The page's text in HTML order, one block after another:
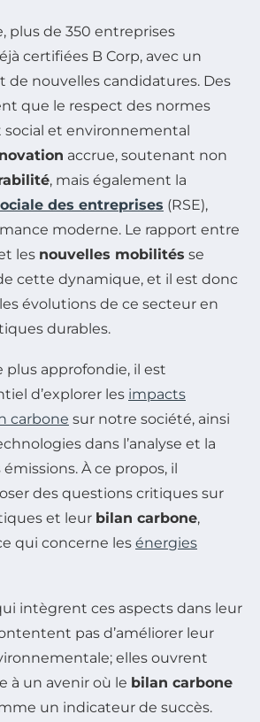
plus de 350 entreprises
certifiées B Corp, avec un
de nouvelles candidatures. Des
que le respect des normes
social et environnemental
accrue, soutenant non
, mais également la
des entreprises (RSE),
moderne. Le rapport entre
les nouvelles mobilités se
cette dynamique, et il est donc
évolutions de ce secteur en
durables.
plus approfondie, il est
d’explorer les impacts
carbone sur notre société, ainsi
dans l’analyse et la
À ce propos, il
des questions critiques sur
et leur bilan carbone,
qui concerne les énergies
intègrent ces aspects dans leur
pas d’améliorer leur
elles ouvrent
à un avenir où le bilan carbone
un indicateur de succès.